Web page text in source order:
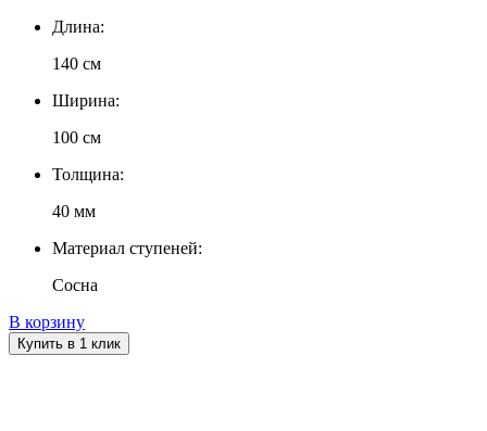
Длина:
140 см
Ширина:
100 см
Толщина:
40 мм
Материал ступеней:
Сосна
В корзину
Купить в 1 клик